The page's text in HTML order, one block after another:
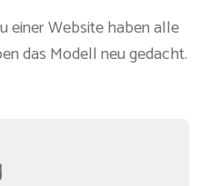
einer Website haben alle
das Modell neu gedacht.